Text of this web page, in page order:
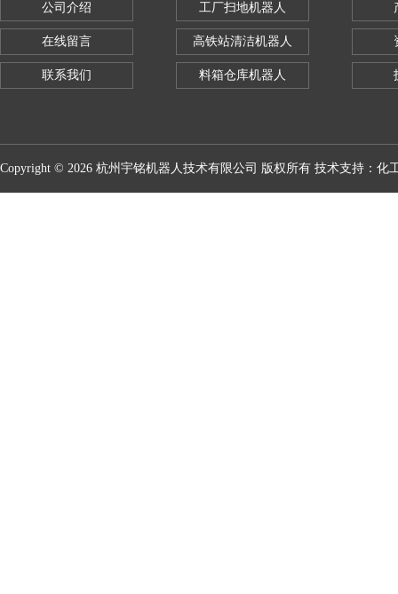
公司介绍
在线留言
联系我们
工厂扫地机器人
高铁站清洁机器人
料箱仓库机器人
Copyright © 2026 杭州宇铭机器人技术有限公司 版权所有 技术支持： 化